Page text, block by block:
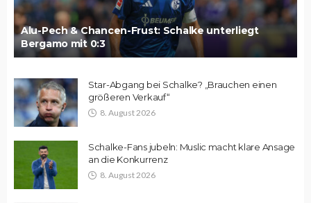
Alu-Pech & Chancen-Frust: Schalke unterliegt
Bergamo mit 0:3
Star-Abgang bei Schalke? „Brauchen einen
größeren Verkauf“
8. August 2026
Schalke-Fans jubeln: Muslic macht klare Ansage
an die Konkurrenz
8. August 2026